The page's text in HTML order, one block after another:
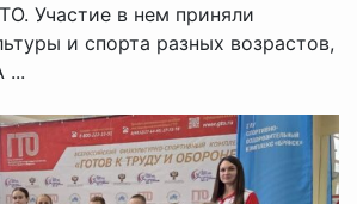
Участие в нем приняли
и спорта разных возрастов,
...